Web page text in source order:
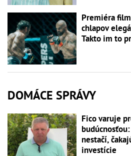
Premiéra
chlapov
Takto im to
DOMÁCE SPRÁVY
Fico varuje
nestačí,
investície